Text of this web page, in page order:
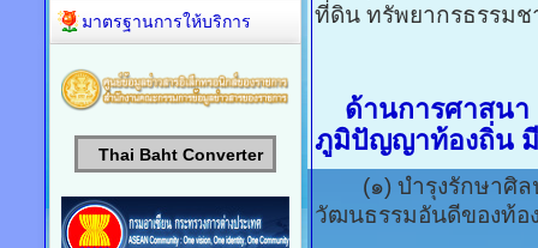
ที่ดิน ทรัพยากรธรรม
ด้านการศาสน
ภูมิปัญญาท้องถิ่น มี
(๑) บำรุงรักษาศิล
วัฒนธรรมอันดีของท้อ
มาตรฐานการให้บริการ
Thai Baht Converter